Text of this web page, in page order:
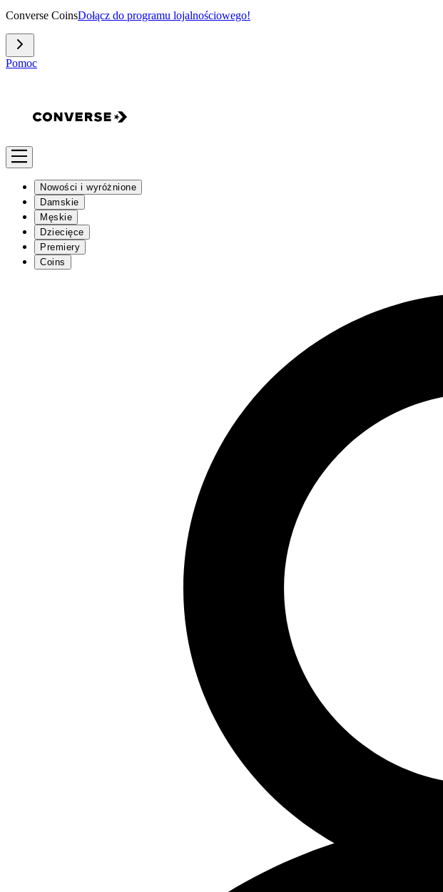
Converse CoinsDołącz do programu lojalnościowego!
Pomoc
Nowości i wyróżnione
Damskie
Męskie
Dziecięce
Premiery
Coins